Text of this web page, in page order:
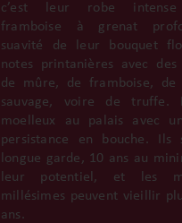
c’est leur robe intense
framboise à grenat
suavité de leur bouquet
notes printanières avec des
de mûre, de framboise, de
sauvage, voire de truffe.
moelleux au palais avec
persistance en bouche. Ils
longue garde, 10 ans au
leur potentiel, et les
millésimes peuvent vieillir
ans.